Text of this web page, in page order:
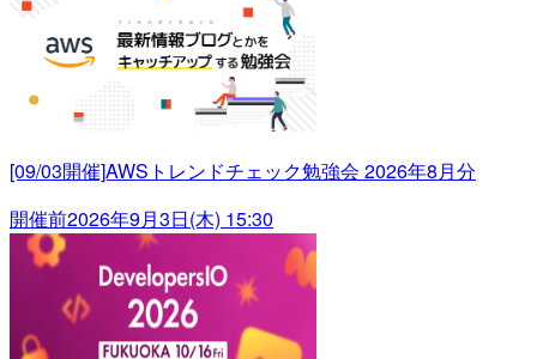
[09/03開催]AWSトレンドチェック勉強会 2026年8月分
開催前2026年9月3日(木) 15:30